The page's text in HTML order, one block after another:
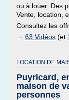
ou à louer. Des
Vente, location,
Consultez les
→ 63 Vidéos (et
LOCATION DE
Puyricard,
maison de
personnes